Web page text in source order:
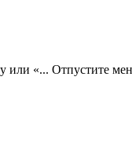
или «... Отпустите